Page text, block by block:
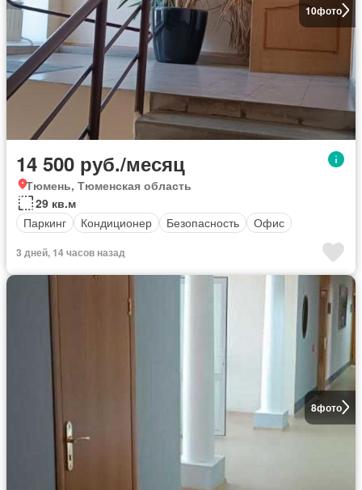
10фото
14 500 руб./месяц
Тюмень, Тюменская область
29 кв.м
Паркинг
Кондиционер Безопасность Офис
3 дней, 14 часов назад
8фото